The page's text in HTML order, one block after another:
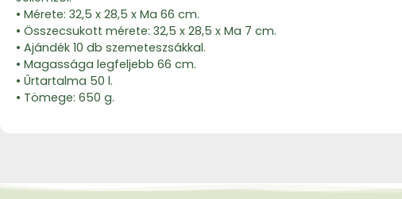
• Mérete: 32,5 x 28,5 x Ma 66 cm.
• Összecsukott mérete: 32,5 x 28,5 x Ma 7 cm.
• Ajándék 10 db szemeteszsákkal.
• Magassága legfeljebb 66 cm.
• Űrtartalma 50 l.
• Tömege: 650 g.